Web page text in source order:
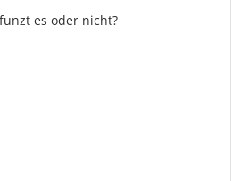
es oder nicht?